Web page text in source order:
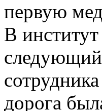
первую
В
следующий
дорога